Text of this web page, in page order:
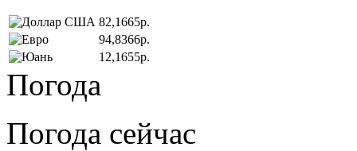
82,1665р.
94,8366р.
12,1655р.
Погода
Погода сейчас